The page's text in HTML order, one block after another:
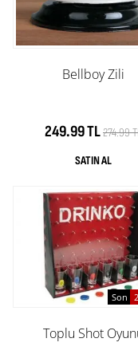
Bellboy Zili
249.99 TL274.99
Son 2
Toplu Shot